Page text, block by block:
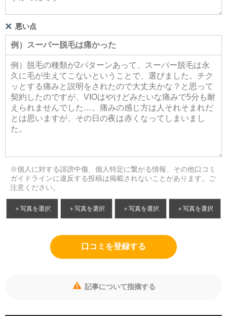
悪い点
※個人に対する誹謗中傷、個人特定に繋がる情報、その他口コミ
ガイドラインに違反する投稿は掲載されないことがあります。ご
注意ください。
＋写真を選択 ＋写真を選択 ＋写真を選択 ＋写真を選択
口コミを登録する
記事について指摘する